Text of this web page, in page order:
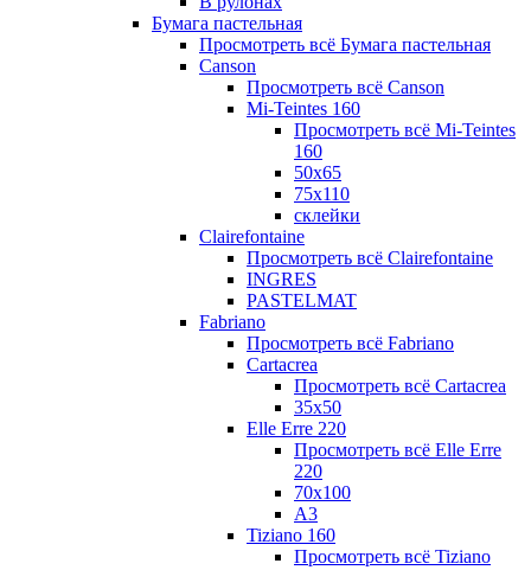
Бумага пастельная
Просмотреть всё Бумага пастельная
Canson
Просмотреть всё Canson
Mi-Teintes 160
Просмотреть всё Mi-Teintes
160
50х65
75х110
склейки
Clairefontaine
Просмотреть всё Clairefontaine
INGRES
PASTELMAT
Fabriano
Просмотреть всё Fabriano
Cartacrea
Просмотреть всё Cartacrea
35х50
Elle Erre 220
Просмотреть всё Elle Erre
220
70х100
А3
Tiziano 160
Просмотреть всё Tiziano